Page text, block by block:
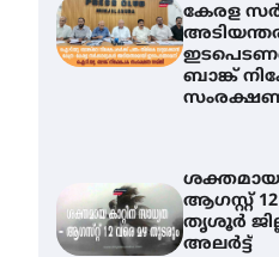
കേരള
ബാങ്ക്
സംരക്ഷണ
ശക്തമായ
ആഗസ്റ്റ്
തൃശൂർ
അലർട്ട്